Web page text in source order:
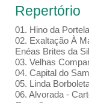
Repertório
01. Hino da
02. Exaltação À
Enéas Brites da
03. Velhas
04. Capital do
05. Linda
06. Alvorada -